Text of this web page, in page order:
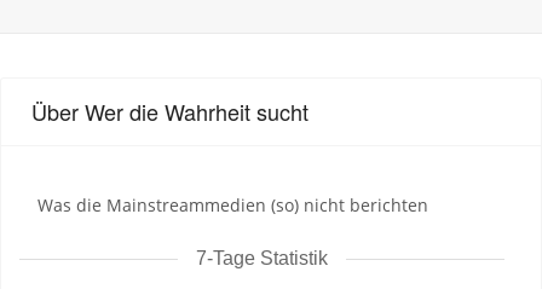
Über Wer die Wahrheit sucht
Was die Mainstreammedien (so) nicht berichten
7-Tage Statistik